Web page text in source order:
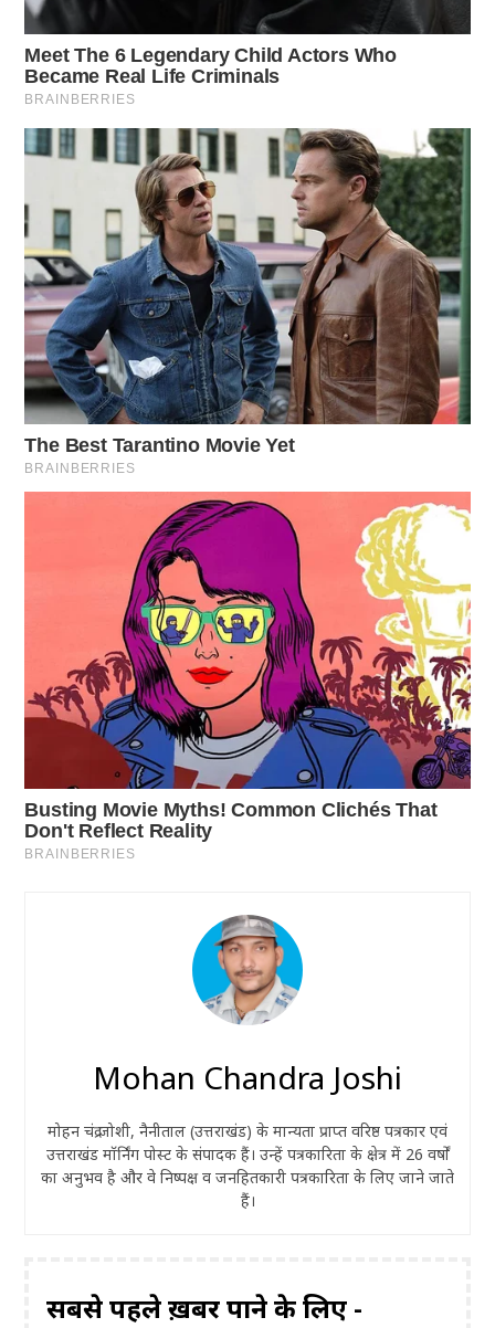
Mohan Chandra Joshi
मोहन चंद्र जोशी, नैनीताल (उत्तराखंड) के मान्यता प्राप्त वरिष्ठ पत्रकार एवं
उत्तराखंड मॉर्निंग पोस्ट के संपादक हैं। उन्हें पत्रकारिता के क्षेत्र में 26 वर्षों
का अनुभव है और वे निष्पक्ष व जनहितकारी पत्रकारिता के लिए जाने जाते
हैं।
सबसे पहले ख़बरें पाने के लिए -